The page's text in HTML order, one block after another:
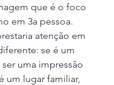
que é o foco
em 3a pessoa.
atenção em
se é um
uma impressão
um lugar familiar,